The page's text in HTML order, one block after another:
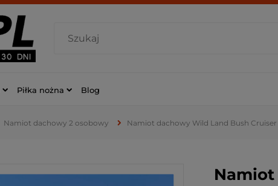
Piłka nożna Blog
Namiot dachowy 2 osobowy Namiot dachowy Wild Land Bush Cruiser